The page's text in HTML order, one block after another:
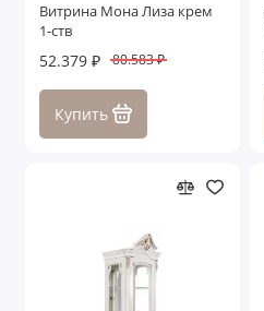
Витрина Мона Лиза крем
1-ств
52.379 ₽ 80.583 ₽
Купить